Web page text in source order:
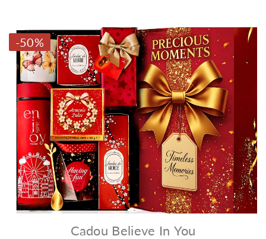
-50%
Cadou Believe In You